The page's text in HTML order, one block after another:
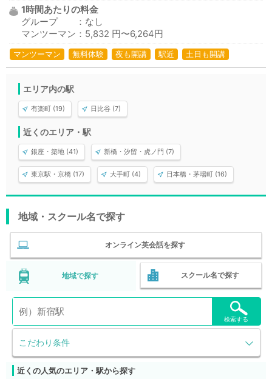
1時間あたりの料金
グループ ：なし
マンツーマン：5,832 円〜6,264円
マンツーマン 無料体験 夜も開講 駅近 土日も開講
エリア内の駅
有楽町 (19) 日比谷 (7)
近くのエリア・駅
銀座・築地 (41) 新橋・汐留・虎ノ門 (7)
東京駅・京橋 (17) 大手町 (4) 日本橋・茅場町 (16)
地域・スクール名で探す
オンライン英会話を探す
地域で探す スクール名で探す
こだわり条件
検索する
近くの人気のエリア・駅から探す